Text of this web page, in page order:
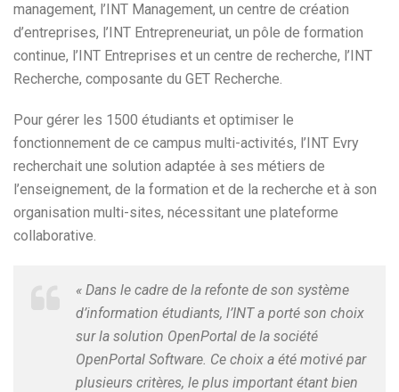
management, l’INT Management, un centre de création
d’entreprises, l’INT Entrepreneuriat, un pôle de formation
continue, l’INT Entreprises et un centre de recherche, l’INT
Recherche, composante du GET Recherche.
Pour gérer les 1500 étudiants et optimiser le
fonctionnement de ce campus multi-activités, l’INT Evry
recherchait une solution adaptée à ses métiers de
l’enseignement, de la formation et de la recherche et à son
organisation multi-sites, nécessitant une plateforme
collaborative.
« Dans le cadre de la refonte de son système
d’information étudiants, l’INT a porté son choix
sur la solution OpenPortal de la société
OpenPortal Software. Ce choix a été motivé par
plusieurs critères, le plus important étant bien